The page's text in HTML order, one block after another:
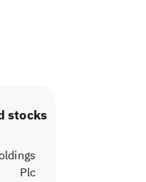
stocks
Plc